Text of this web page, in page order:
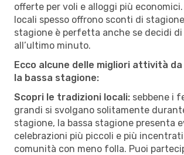
offerte per voli e alloggi più
locali spesso offrono sconti di
stagione è perfetta anche se decidi
all’ultimo minuto.
Ecco alcune delle migliori attività
la bassa stagione:
Scopri le tradizioni locali: sebbene i
grandi si svolgano solitamente
stagione, la bassa stagione presenta
celebrazioni più piccoli e più
comunità con meno folla. Puoi